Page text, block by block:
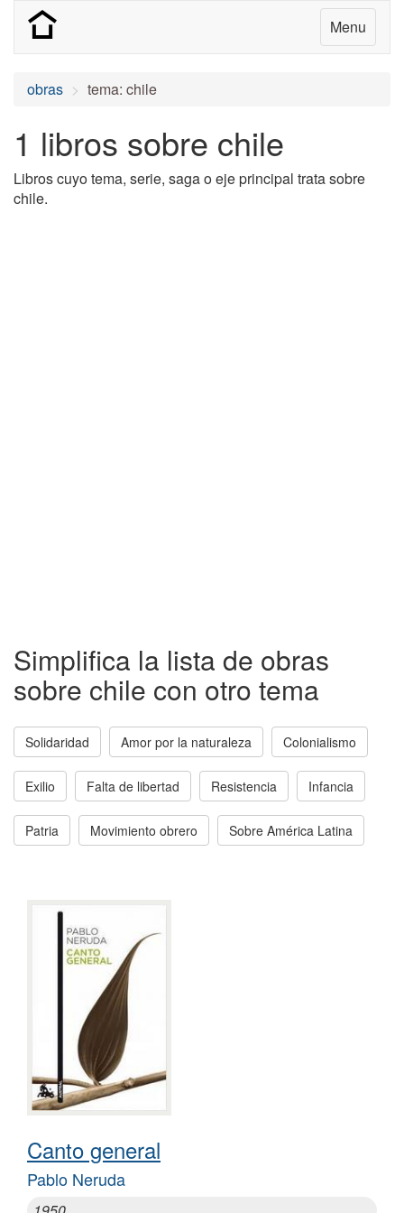
Menu
obras tema: chile
1 libros sobre chile
Libros cuyo tema, serie, saga o eje principal trata sobre
chile.
Simplifica la lista de obras
sobre chile con otro tema
Solidaridad Amor por la naturaleza Colonialismo
Exilio Falta de libertad Resistencia Infancia
Patria Movimiento obrero Sobre América Latina
Canto general
Pablo Neruda